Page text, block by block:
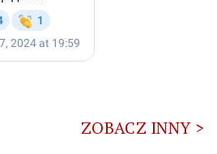
ZOBACZ INNY >